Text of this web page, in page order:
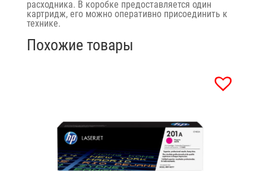
расходника. В коробке предоставляется один
картридж, его можно оперативно присоединить к
технике.
Похожие товары